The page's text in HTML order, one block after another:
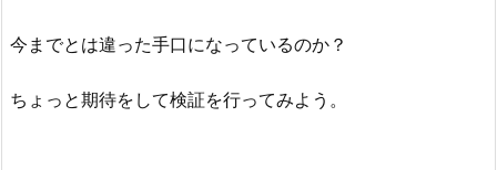
今までとは違った手口になっているのか？
ちょっと期待をして検証を行ってみよう。